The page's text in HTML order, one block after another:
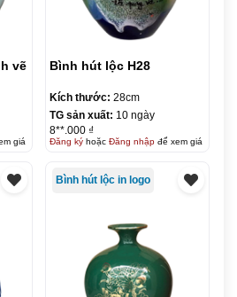
vẽ
giá
Bình hút lộc H28
Kích thước: 28cm
TG sản xuất: 10 ngày
8**.000 ₫
Đăng kýhoặc Đăng nhậpđể xem giá
Bình hút lộc in logo